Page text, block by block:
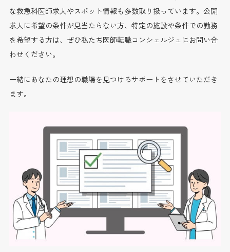
な救急科医師求人やスポット情報も多数取り扱っています。公開
求人に希望の条件が見当たらない方、特定の施設や条件での勤務
を希望する方は、ぜひ私たち医師転職コンシェルジュにお問い合
わせください。
一緒にあなたの理想の職場を見つけるサポートをさせていただき
ます。